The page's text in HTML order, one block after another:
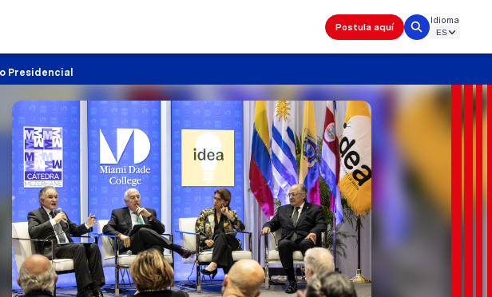
Postula aquí
Idioma
Presidencial